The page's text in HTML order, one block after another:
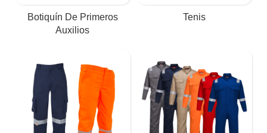
Botiquín De Primeros
Auxilios
Tenis